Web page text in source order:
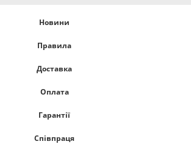
Новини
Правила
Доставка
Оплата
Гарантії
Співпраця